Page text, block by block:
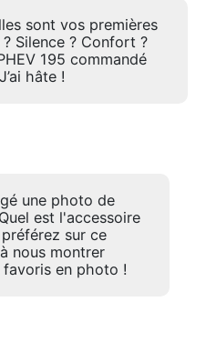
sont vos premières
Silence ? Confort ?
195 commandé
hâte !
une photo de
est l'accessoire
sur ce
nous montrer
en photo !